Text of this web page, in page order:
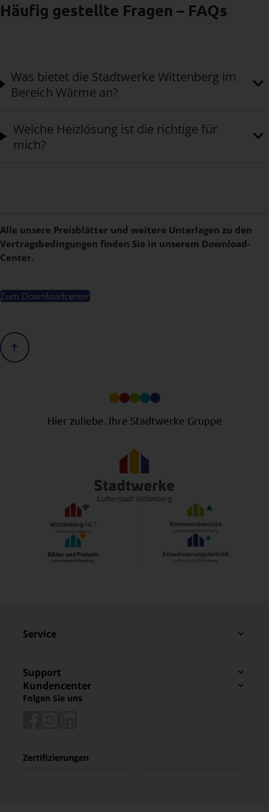
Häufig gestellte Fragen – FAQs
Was bietet die Stadtwerke Wittenberg im
Bereich Wärme an?
Welche Heizlösung ist die richtige für
mich?
Alle unsere Preisblätter und weitere Unterlagen zu den
Vertragsbedingungen finden Sie in unserem Download-
Center.
Zum Downloadcenter
Scrolle nach oben
Hier zuliebe. Ihre Stadtwerke Gruppe
Service
Support
Kundencenter
Folgen Sie uns
Zertifizierungen